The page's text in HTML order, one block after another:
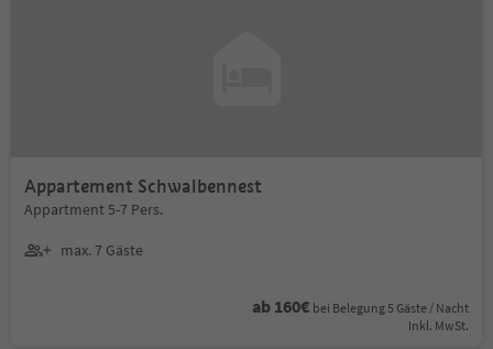
Appartement Schwalbennest
Appartment 5-7 Pers.
max. 7 Gäste
ab 160€ bei Belegung 5 Gäste / Nacht
Inkl. MwSt.